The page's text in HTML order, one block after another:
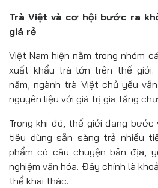
Trà Việt và cơ hội bước ra
giá rẻ
Việt Nam hiện nằm trong nhóm
xuất khẩu trà lớn trên thế giới.
năm, ngành trà Việt chủ yếu
nguyên liệu với giá trị gia tăng
Trong khi đó, thế giới đang bước
tiêu dùng sẵn sàng trả nhiều
phẩm có câu chuyện bản địa,
nghiệm văn hóa. Đây chính là
thể khai thác.